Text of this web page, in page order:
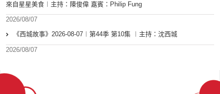
來自星星美食︱主持：陳俊偉 嘉賓：Philip Fung
2026/08/07
《西城故事》2026-08-07︱第44季 第10集 ︱主持：沈西城
2026/08/07